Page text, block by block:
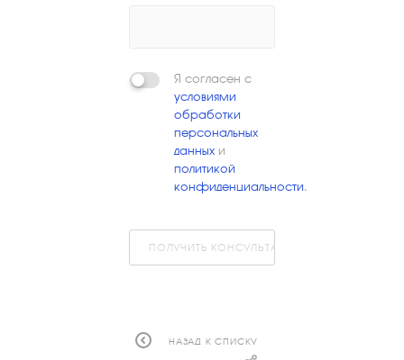
Я согласен с
условиями
обработки
персональных
данных и
политикой
конфиденциальности.
ПОЛУЧИТЬ КОНСУЛЬТАЦИЮ
НАЗАД К СПИСКУ